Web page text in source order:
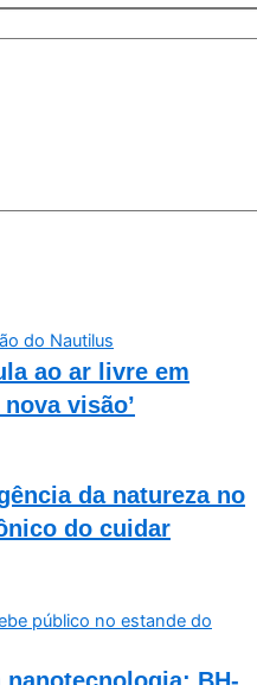
ao ar livre em
visão’
da natureza no
do cuidar